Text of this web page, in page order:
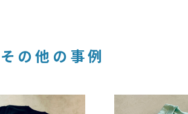
その他の事例